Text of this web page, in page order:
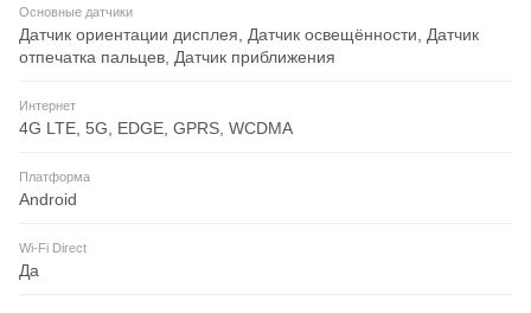
Основные датчики
Датчик ориентации дисплея, Датчик освещённости, Датчик
отпечатка пальцев, Датчик приближения
Интернет
4G LTE, 5G, EDGE, GPRS, WCDMA
Платформа
Android
Wi-Fi Direct
Да